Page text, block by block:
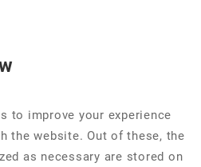
to improve your experience
the website. Out of these, the
as necessary are stored on